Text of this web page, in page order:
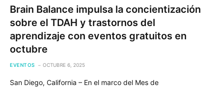
Brain Balance impulsa la concientización
sobre el TDAH y trastornos del
aprendizaje con eventos gratuitos en
octubre
EVENTOS OCTUBRE 6, 2025
San Diego, California – En el marco del Mes de